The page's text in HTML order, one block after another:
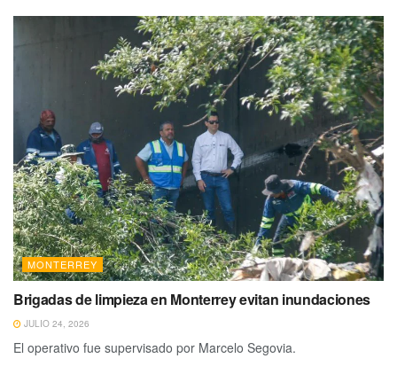
MONTERREY
Brigadas de limpieza en Monterrey evitan inundaciones
JULIO 24, 2026
El operativo fue supervisado por Marcelo Segovia.